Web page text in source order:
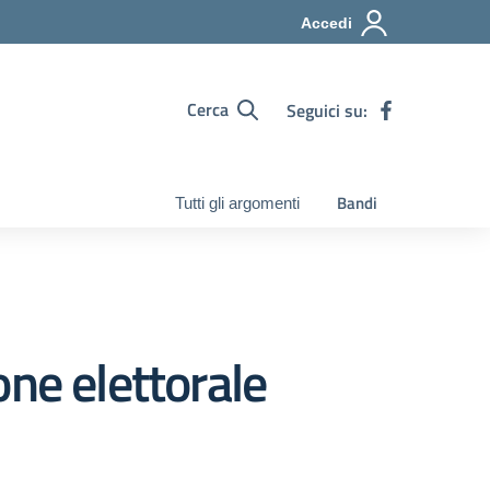
Accedi
Cerca Seguici su:
Tutti gli argomenti Bandi
elettorale